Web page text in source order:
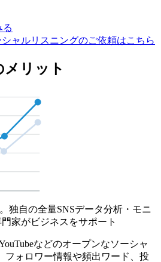
る
ャルリスニングのご依頼はこちら
メリット
独自の全量SNSデータ分析・モニ
家がビジネスをサポート
などのオープンなソーシャ
フォロワー情報や頻出ワード、投